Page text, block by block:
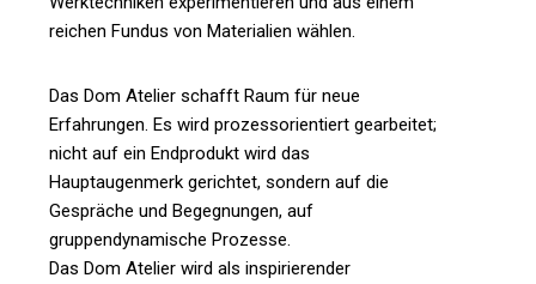
reichen Fundus von Materialien wählen.
Das Dom Atelier schafft Raum für neue
Erfahrungen. Es wird prozessorientiert gearbeitet;
nicht auf ein Endprodukt wird das
Hauptaugenmerk gerichtet, sondern auf die
Gespräche und Begegnungen, auf
gruppendynamische Prozesse.
Das Dom Atelier wird als inspirierender